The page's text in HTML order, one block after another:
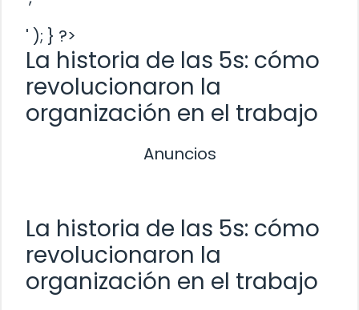
' ); } ?>
La historia de las 5s: cómo
revolucionaron la
organización en el trabajo
Anuncios
La historia de las 5s: cómo
revolucionaron la
organización en el trabajo